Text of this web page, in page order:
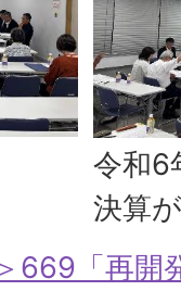
令和6
決算
669「再開